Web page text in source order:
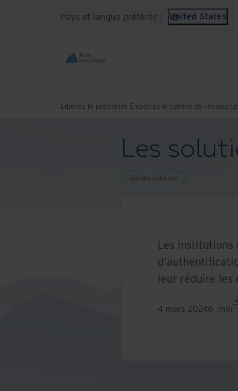
Pays et langue préférés : United States
Libérez le potentiel. Explorez le centre de
Les
Guides solution
Les institutions
leur réduire les
4 mars 20246 min